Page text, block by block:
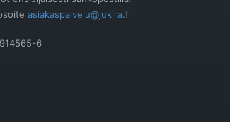
asiakaspalvelu@jukira.fi
6